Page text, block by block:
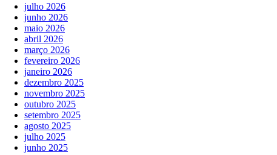
julho 2026
junho 2026
maio 2026
abril 2026
março 2026
fevereiro 2026
janeiro 2026
dezembro 2025
novembro 2025
outubro 2025
setembro 2025
agosto 2025
julho 2025
junho 2025